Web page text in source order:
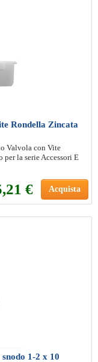
Rondella Zincata
Valvola con Vite
la serie Accessori E
,21 € Acquista
1-2 x 10